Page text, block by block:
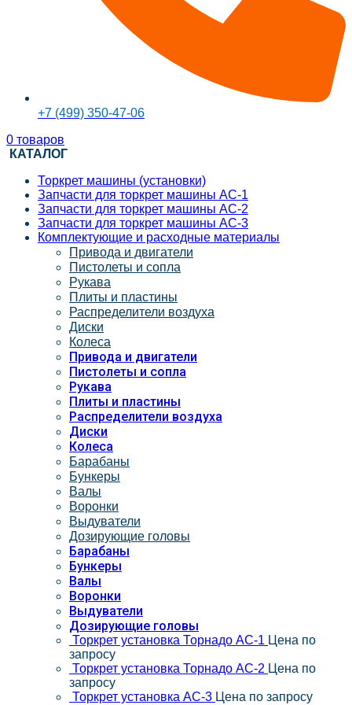
+7 (499) 350-47-06
0 товаров
КАТАЛОГ
Торкрет машины (установки)
Запчасти для торкрет машины АС-1
Запчасти для торкрет машины АС-2
Запчасти для торкрет машины АС-3
Комплектующие и расходные материалы
Привода и двигатели
Пистолеты и сопла
Рукава
Плиты и пластины
Распределители воздуха
Диски
Колеса
Привода и двигатели
Пистолеты и сопла
Рукава
Плиты и пластины
Распределители воздуха
Диски
Колеса
Барабаны
Бункеры
Валы
Воронки
Выдуватели
Дозирующие головы
Барабаны
Бункеры
Валы
Воронки
Выдуватели
Дозирующие головы
Торкрет установка Торнадо АС-1 Цена по
запросу
Торкрет установка Торнадо АС-2 Цена по
запросу
Торкрет установка АС-3 Цена по запросу